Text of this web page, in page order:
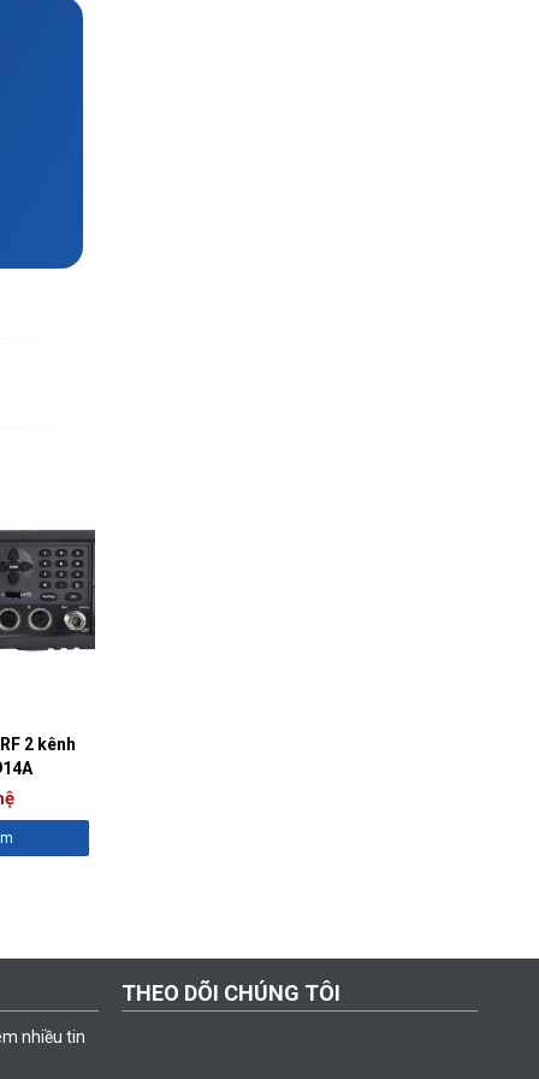
2 kênh
nhiều tin
THEO DÕI CHÚNG TÔI